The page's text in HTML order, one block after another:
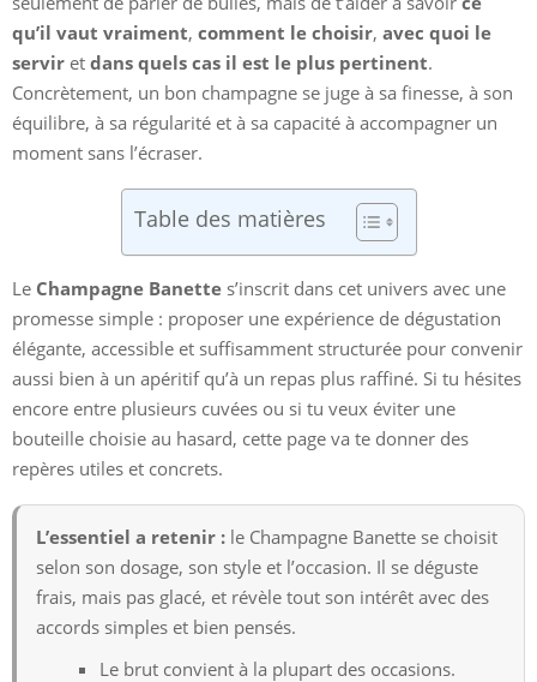
qu’il vaut vraiment, comment le choisir, avec quoi le
servir et dans quels cas il est le plus pertinent.
Concrètement, un bon champagne se juge à sa finesse, à son
équilibre, à sa régularité et à sa capacité à accompagner un
moment sans l’écraser.
Table des matières
Le Champagne Banette s’inscrit dans cet univers avec une
promesse simple : proposer une expérience de dégustation
élégante, accessible et suffisamment structurée pour convenir
aussi bien à un apéritif qu’à un repas plus raffiné. Si tu hésites
encore entre plusieurs cuvées ou si tu veux éviter une
bouteille choisie au hasard, cette page va te donner des
repères utiles et concrets.
L’essentiel a retenir : le Champagne Banette se choisit
selon son dosage, son style et l’occasion. Il se déguste
frais, mais pas glacé, et révèle tout son intérêt avec des
accords simples et bien pensés.
Le brut convient à la plupart des occasions.